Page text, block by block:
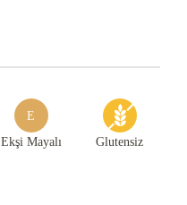
E
Ekşi Mayalı Glutensiz